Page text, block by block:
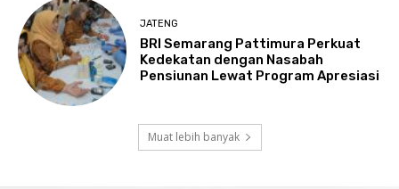
JATENG
BRI Semarang Pattimura Perkuat
Kedekatan dengan Nasabah
Pensiunan Lewat Program Apresiasi
Muat lebih banyak